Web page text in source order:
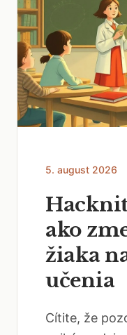
5. august 2026
ako
žiaka
učenia
Cítite, že